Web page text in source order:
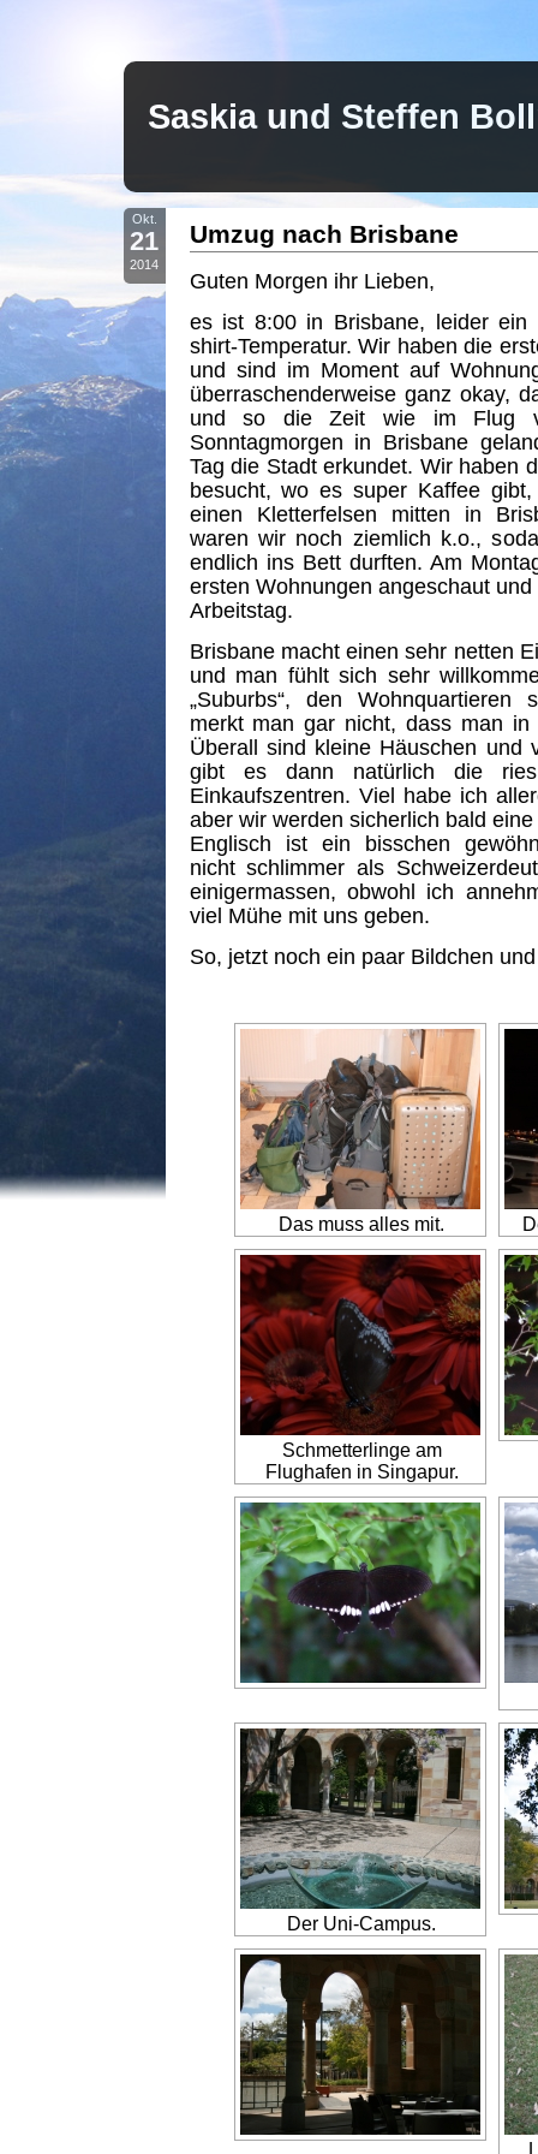
Saskia und Steffen
Okt.
21
2014
Umzug nach Brisbane
Guten Morgen ihr Lieben,
es ist 8:00 in Brisbane, leider ein
shirt-Temperatur. Wir haben die
und sind im Moment auf
überraschenderweise ganz okay,
und so die Zeit wie im Flug
Sonntagmorgen in Brisbane
Tag die Stadt erkundet. Wir haben
besucht, wo es super Kaffee
einen Kletterfelsen mitten in
waren wir noch ziemlich k.o.,
endlich ins Bett durften. Am
ersten Wohnungen angeschaut
Arbeitstag.
Brisbane macht einen sehr netten
und man fühlt sich sehr
„Suburbs“, den Wohnquartieren
merkt man gar nicht, dass man in
Überall sind kleine Häuschen und
gibt es dann natürlich die
Einkaufszentren. Viel habe ich
aber wir werden sicherlich bald
Englisch ist ein bisschen
nicht schlimmer als
einigermassen, obwohl ich
viel Mühe mit uns geben.
So, jetzt noch ein paar Bildchen
Das muss alles mit.
Schmetterlinge am
Flughafen in Singapur.
Der Uni-Campus.